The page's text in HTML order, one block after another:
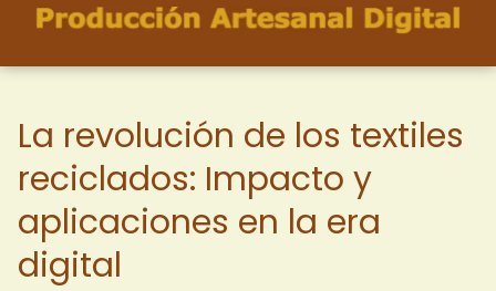
La revolución de los textiles
reciclados: Impacto y
aplicaciones en la era
digital